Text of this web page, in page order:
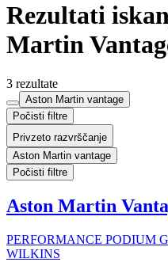
Rezultati
Martin
3 rezultate
Aston Martin vantage
Počisti filtre
Privzeto razvrščanje
Aston Martin vantage
Počisti filtre
Aston Martin
PERFORMANCE PODIUM
WILKINS